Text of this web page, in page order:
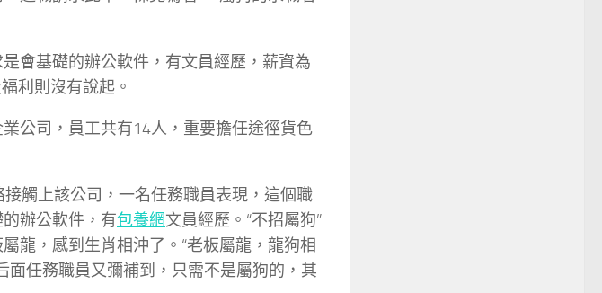
會基礎的辦公軟件，有文員經歷，薪資為
利則沒有說起。
公司，員工共有14人，重要擔任途徑貨色
觸上該公司，一名任務職員表現，這個職
辦公軟件，有包養網文員經歷。“不招屬狗”
龍，感到生肖相沖了。“老板屬龍，龍狗相
面任務職員又彌補到，只需不是屬狗的，其